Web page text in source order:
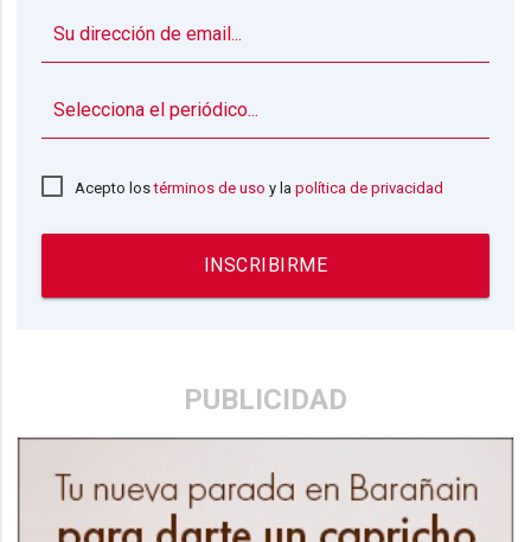
Acepto lostérminos de uso y lapolítica de privacidad
INSCRIBIRME
PUBLICIDAD